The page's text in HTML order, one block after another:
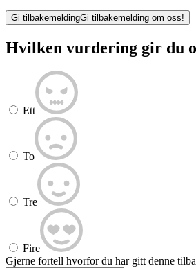
Gi tilbakemeldingGi tilbakemelding om oss!
Hvilken vurdering gir du
Ett
To
Tre
Fire
Gjerne fortell hvorfor du har gitt denne